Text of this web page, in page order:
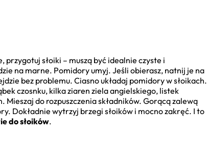
przygotuj słoiki – muszą być idealnie czyste i
na marne. Pomidory umyj. Jeśli obierasz, natnij je na
bez problemu. Ciasno układaj pomidory w słoikach.
czosnku, kilka ziaren ziela angielskiego, listek
Mieszaj do rozpuszczenia składników. Gorącą zalewą
Dokładnie wytrzyj brzegi słoików i mocno zakręć. I to
do słoików.